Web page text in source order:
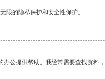
限的隐私保护和安全性保护。
公提供帮助。我经常需要查找资料